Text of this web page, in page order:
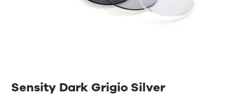
Sensity Dark Grigio Silver